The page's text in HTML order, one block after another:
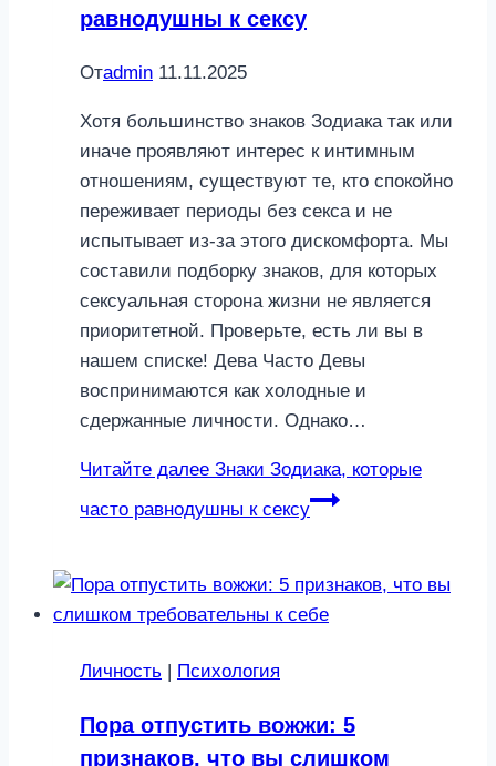
равнодушны к сексу
Отadmin 11.11.2025
Хотя большинство знаков Зодиака так или
иначе проявляют интерес к интимным
отношениям, существуют те, кто спокойно
переживает периоды без секса и не
испытывает из-за этого дискомфорта. Мы
составили подборку знаков, для которых
сексуальная сторона жизни не является
приоритетной. Проверьте, есть ли вы в
нашем списке! Дева Часто Девы
воспринимаются как холодные и
сдержанные личности. Однако…
Читайте далее Знаки Зодиака, которые
часто равнодушны к сексу
Личность Психология
Пора отпустить вожжи: 5
признаков, что вы слишком